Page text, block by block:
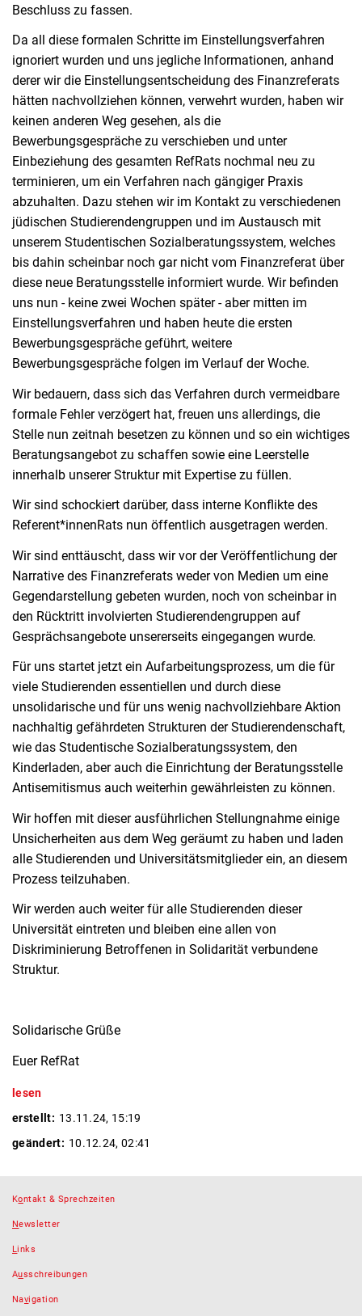
Beschluss zu fassen.
Da all diese formalen Schritte im Einstellungsverfahren
ignoriert wurden und uns jegliche Informationen, anhand
derer wir die Einstellungsentscheidung des Finanzreferats
hätten nachvollziehen können, verwehrt wurden, haben wir
keinen anderen Weg gesehen, als die
Bewerbungsgespräche zu verschieben und unter
Einbeziehung des gesamten RefRats nochmal neu zu
terminieren, um ein Verfahren nach gängiger Praxis
abzuhalten. Dazu stehen wir im Kontakt zu verschiedenen
jüdischen Studierendengruppen und im Austausch mit
unserem Studentischen Sozialberatungssystem, welches
bis dahin scheinbar noch gar nicht vom Finanzreferat über
diese neue Beratungsstelle informiert wurde. Wir befinden
uns nun - keine zwei Wochen später - aber mitten im
Einstellungsverfahren und haben heute die ersten
Bewerbungsgespräche geführt, weitere
Bewerbungsgespräche folgen im Verlauf der Woche.
Wir bedauern, dass sich das Verfahren durch vermeidbare
formale Fehler verzögert hat, freuen uns allerdings, die
Stelle nun zeitnah besetzen zu können und so ein wichtiges
Beratungsangebot zu schaffen sowie eine Leerstelle
innerhalb unserer Struktur mit Expertise zu füllen.
Wir sind schockiert darüber, dass interne Konflikte des
Referent*innenRats nun öffentlich ausgetragen werden.
Wir sind enttäuscht, dass wir vor der Veröffentlichung der
Narrative des Finanzreferats weder von Medien um eine
Gegendarstellung gebeten wurden, noch von scheinbar in
den Rücktritt involvierten Studierendengruppen auf
Gesprächsangebote unsererseits eingegangen wurde.
Für uns startet jetzt ein Aufarbeitungsprozess, um die für
viele Studierenden essentiellen und durch diese
unsolidarische und für uns wenig nachvollziehbare Aktion
nachhaltig gefährdeten Strukturen der Studierendenschaft,
wie das Studentische Sozialberatungssystem, den
Kinderladen, aber auch die Einrichtung der Beratungsstelle
Antisemitismus auch weiterhin gewährleisten zu können.
Wir hoffen mit dieser ausführlichen Stellungnahme einige
Unsicherheiten aus dem Weg geräumt zu haben und laden
alle Studierenden und Universitätsmitglieder ein, an diesem
Prozess teilzuhaben.
Wir werden auch weiter für alle Studierenden dieser
Universität eintreten und bleiben eine allen von
Diskriminierung Betroffenen in Solidarität verbundene
Struktur.
Solidarische Grüße
Euer RefRat
lesen
erstellt: 13.11.24, 15:19
geändert: 10.12.24, 02:41
Kontakt & Sprechzeiten
Newsletter
Links
Ausschreibungen
Navigation